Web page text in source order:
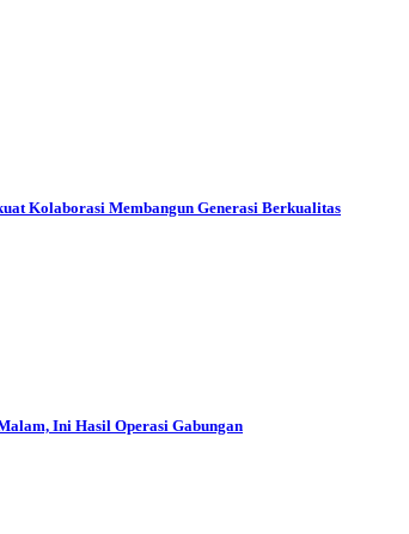
Kolaborasi Membangun Generasi Berkualitas
Ini Hasil Operasi Gabungan